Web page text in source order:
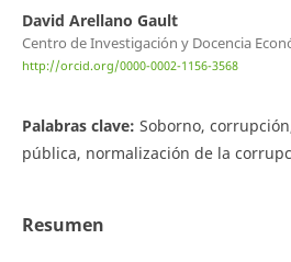
David Arellano Gault
Centro de Investigación y Docencia
http://orcid.org/0000-0002-1156-3568
Palabras clave: Soborno,
pública, normalización de la
Resumen